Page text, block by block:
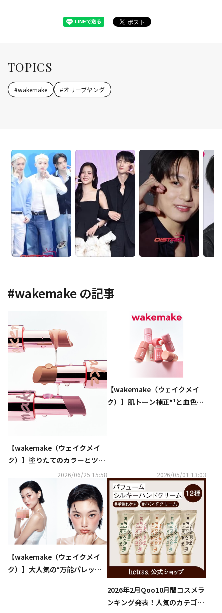
TOPICS
#wakemake #オリーブヤング
#wakemake の記事
【wakemake（ウェイクメイ
ク）】塗りたてのカラーとツヤ
が、唇に長時間ピタッと密着す
る「ラスティンググロウスティ
ック」を7月1日（水）発売！
2026/06/25 15:58
【wakemake（ウェイクメイ
ク）】肌トーン補正*¹と血色感
2026/05/01 13:03
【wakemake（ウェイクメイ
ク）】大人気の“万能パレッ
2026年2月Qoo10月間コスメラ
ンキング発表！人気のカテゴリ